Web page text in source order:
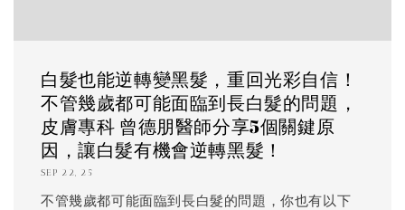
白髮也能逆轉變黑髮，重回光彩自信！
不管幾歲都可能面臨到長白髮的問題，
皮膚專科 曾德朋醫師分享5個關鍵原
因，讓白髮有機會逆轉黑髮！
SEP 22, 25
不管幾歲都可能面臨到長白髮的問題，你也有以下